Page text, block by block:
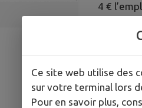
4 €
Publié
Ce site web utilise des
sur votre terminal lors
Pour en savoir plus,